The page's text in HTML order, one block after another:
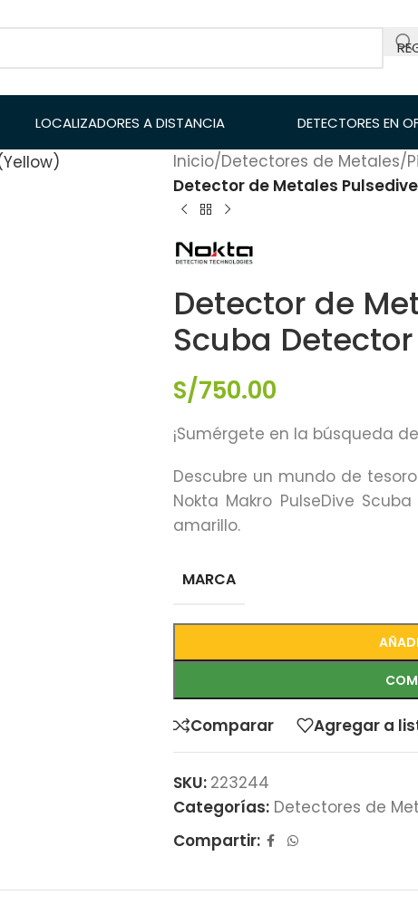
LOCALIZADORES A DISTANCIA
DETECTORES EN
Inicio/Detectores de Metales/
Detector de Metales
Detector de
Scuba
S/750.00
¡Sumérgete en la búsqueda
Descubre un mundo de
Nokta Makro PulseDive
amarillo.
MARCA
Comparar Agregar a
SKU: 223244
Categorías: Detectores de
Compartir: